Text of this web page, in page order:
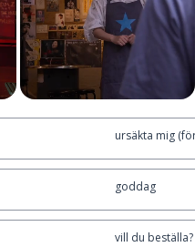
ursäkta mig
goddag
vill du beställa?